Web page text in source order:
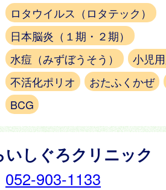
ロタウイルス（ロタテック）
日本脳炎（１期・２期）
水痘（みずぼうそう）
小児
不活化ポリオ
おたふくかぜ
BCG
いしぐろクリニック
052-903-1133